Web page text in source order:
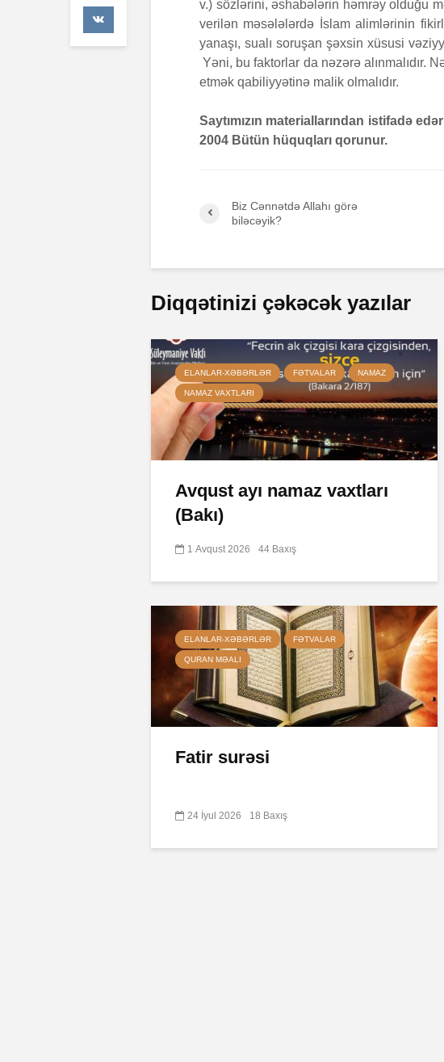
v.) sözlərini, əshabələrin həmrəy olduğu
verilən məsələlərdə İslam alimlərinin
yanaşı, sualı soruşan şəxsin xüsusi
Yəni, bu faktorlar da nəzərə alınmalıdır.
etmək qabiliyyətinə malik olmalıdır.
Saytımızın materiallarından istifadə
2004 Bütün hüquqları qorunur.
Biz Cənnətdə Allahı görə
biləcəyik?
Diqqətinizi çəkəcək yazılar
ELANLAR-XƏBƏRLƏR FƏTVALAR NAMAZ
NAMAZ VAXTLARI
Avqust ayı namaz vaxtları
(Bakı)
1 Avqust 2026 44 Baxış
ELANLAR-XƏBƏRLƏR FƏTVALAR
QURAN MƏALI
Fatir surəsi
24 İyul 2026 18 Baxış
47 Baxış
Əhzab surəsi
26 İyun 2026
67 Baxış